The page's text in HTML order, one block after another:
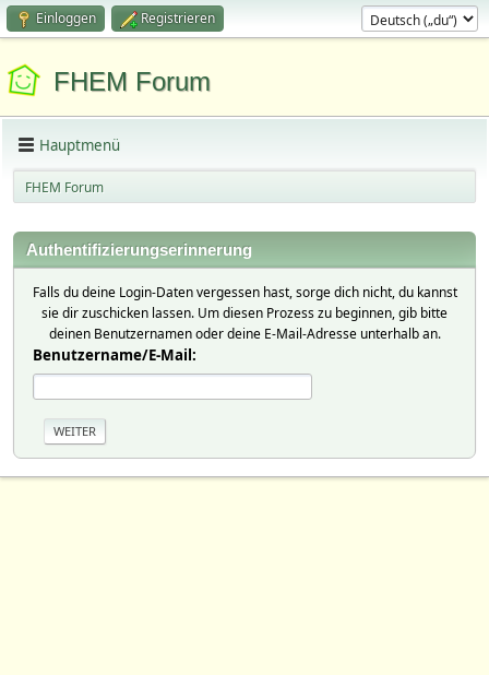
Einloggen Registrieren
FHEM Forum
Hauptmenü
FHEM Forum
Authentifizierungserinnerung
Falls du deine Login-Daten vergessen hast, sorge dich nicht, du kannst
sie dir zuschicken lassen. Um diesen Prozess zu beginnen, gib bitte
deinen Benutzernamen oder deine E-Mail-Adresse unterhalb an.
Benutzername/E-Mail: